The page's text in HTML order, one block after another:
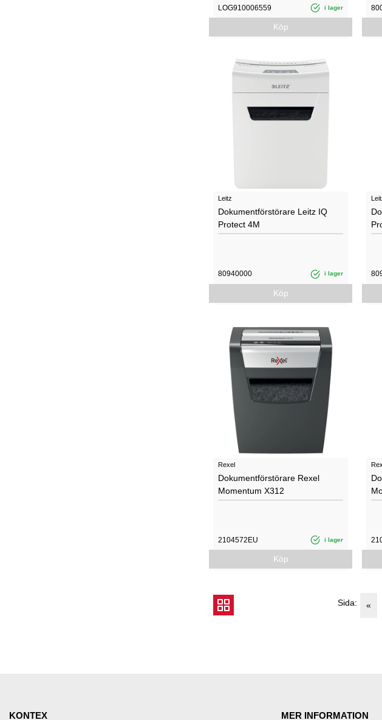
LOG910006559 i lager
Köp
Leitz
Dokumentförstörare Leitz IQ
Protect 4M
80940000 i lager
Köp
Rexel
Dokumentförstörare Rexel
Momentum X312
2104572EU i lager
Köp
Sida: «
KONTEX MER INFORMATION